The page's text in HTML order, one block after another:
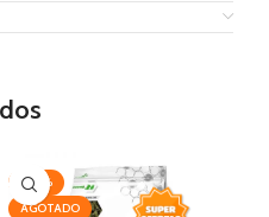
-20%
AGOTADO